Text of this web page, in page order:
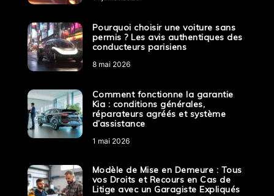
Pourquoi choisir une voiture sans
permis ? Les avis authentiques des
conducteurs parisiens
8 mai 2026
Comment fonctionne la garantie
Kia : conditions générales,
réparateurs agréés et système
d’assistance
1 mai 2026
Modèle de Mise en Demeure : Tous
vos Droits et Recours en Cas de
Litige avec un Garagiste Expliqués